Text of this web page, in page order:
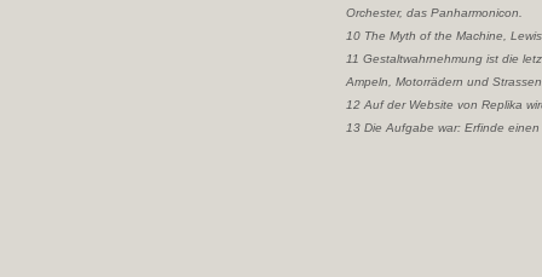
Orchester, das Panharmonicon.
10 The Myth of the Machine,
11 Gestaltwahrnehmung ist die
Ampeln, Motorrädern und
12 Auf der Website von Replika
13 Die Aufgabe war: Erfinde